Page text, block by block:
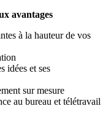
avantages
à la hauteur de vos
idées et ses
sur mesure
au bureau et télétravail